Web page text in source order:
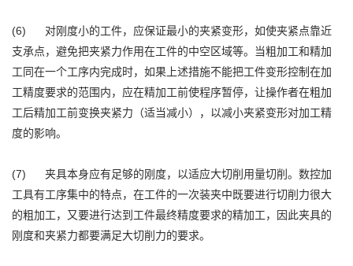
(6) 对刚度小的工件，应保证最小的夹紧变形，如使夹紧点靠近
支承点，避免把夹紧力作用在工件的中空区域等。当粗加工和精加
工同在一个工序内完成时，如果上述措施不能把工件变形控制在加
工精度要求的范围内，应在精加工前使程序暂停，让操作者在粗加
工后精加工前变换夹紧力（适当减小），以减小夹紧变形对加工精
度的影响。
(7) 夹具本身应有足够的刚度，以适应大切削用量切削。数控加
工具有工序集中的特点，在工件的一次装夹中既要进行切削力很大
的粗加工，又要进行达到工件最终精度要求的精加工，因此夹具的
刚度和夹紧力都要满足大切削力的要求。